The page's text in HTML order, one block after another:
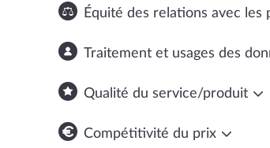
Équité des relations avec les
Traitement et usages des
Qualité du service/produit
Compétitivité du prix